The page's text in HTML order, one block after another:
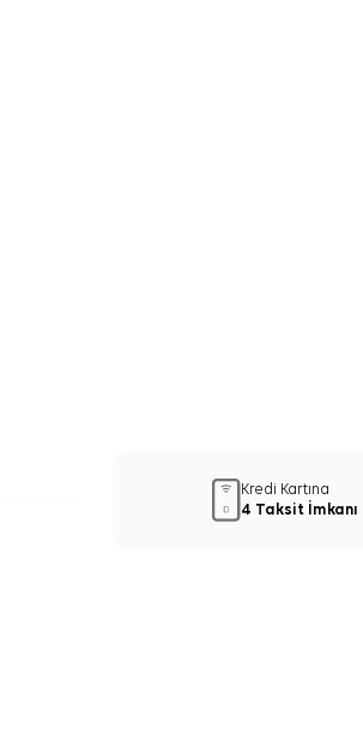
Kredi Kartına
4 Taksit İmkanı